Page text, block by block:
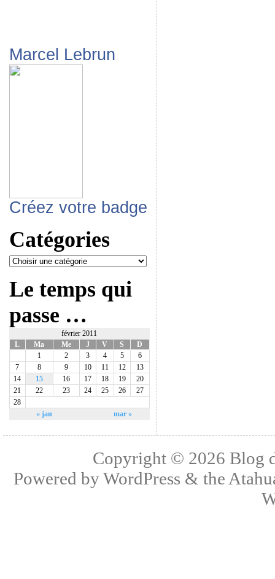
Marcel Lebrun
Créez votre badge
Catégories
Le temps qui
passe …
février 2011
L
Ma Me J V S D
« jan mar »
1 2 3 4 5
6
7
8 9 10 11 12
13
14
15 16 17 18 19
20
21
22 23 24 25 26
27
28
Copyright © 2026 Blog
Powered byWordPress & the